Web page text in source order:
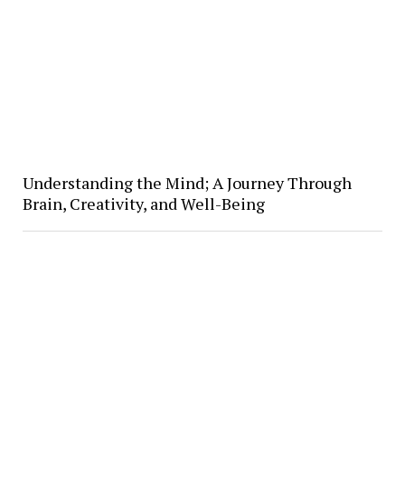
Understanding the Mind; A Journey Through
Brain, Creativity, and Well-Being